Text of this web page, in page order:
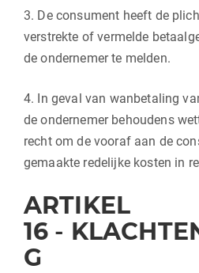
3. De consument heeft de
verstrekte of vermelde
de ondernemer te melden.
4. In geval van wanbetaling
de ondernemer behoudens
recht om de vooraf aan de
gemaakte redelijke kosten in
ARTIKEL
16 -
G